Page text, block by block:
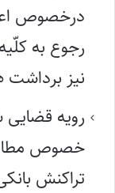
درخصوص
رجوع به
نیز برداشت
رویه
خصوص
تراکنش